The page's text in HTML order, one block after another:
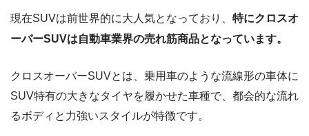
現在SUVは前世界的に大人気となっており、 特にクロスオ
ーバーSUVは自動車業界の売れ筋商品となっています。
クロスオーバーSUVとは、乗用車のような流線形の車体に
SUV特有の大きなタイヤを履かせた車種で、都会的な流れ
るボディと力強いスタイルが特徴です。